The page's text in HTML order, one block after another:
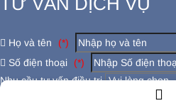
Họ và tên
(*)
Số điện thoại
(*)
Nhu cầu tư vấn điều trị